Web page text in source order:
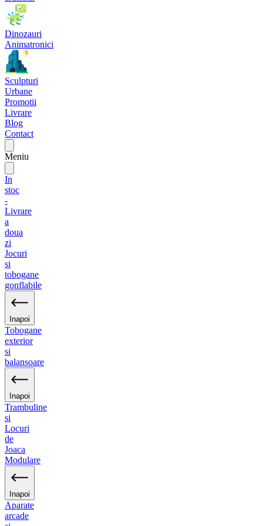
Dinozauri
Animatronici
Sculpturi
Urbane
Promotii
Livrare
Blog
Contact
Meniu
In
stoc
-
Livrare
a
doua
zi
Jocuri
si
tobogane
gonflabile
Inapoi
Tobogane
exterior
si
balansoare
Inapoi
Trambuline
si
Locuri
de
Joaca
Modulare
Inapoi
Aparate
arcade